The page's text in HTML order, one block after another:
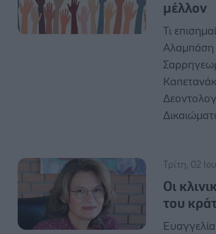
μέλλον
Τι
Αλαμπάση
Τρίτη, 02
Οι
του